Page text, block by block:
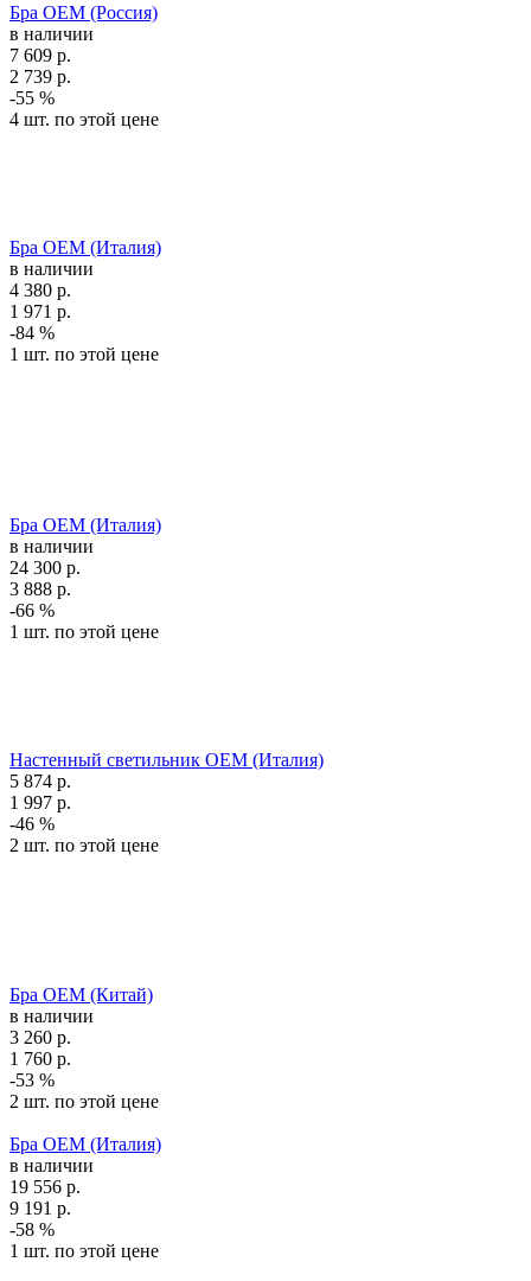
Бра OEM (Россия)
в наличии
7 609 р.
2 739 р.
-55 %
4 шт. по этой цене
Бра OEM (Италия)
в наличии
4 380 р.
1 971 р.
-84 %
1 шт. по этой цене
Бра OEM (Италия)
в наличии
24 300 р.
3 888 р.
-66 %
1 шт. по этой цене
Настенный светильник OEM (Италия)
5 874 р.
1 997 р.
-46 %
2 шт. по этой цене
Бра OEM (Китай)
в наличии
3 260 р.
1 760 р.
-53 %
2 шт. по этой цене
Бра OEM (Италия)
в наличии
19 556 р.
9 191 р.
-58 %
1 шт. по этой цене